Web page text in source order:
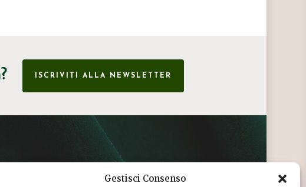
Gestisci Consenso
ISCRIVITI ALLA NEWSLETTER